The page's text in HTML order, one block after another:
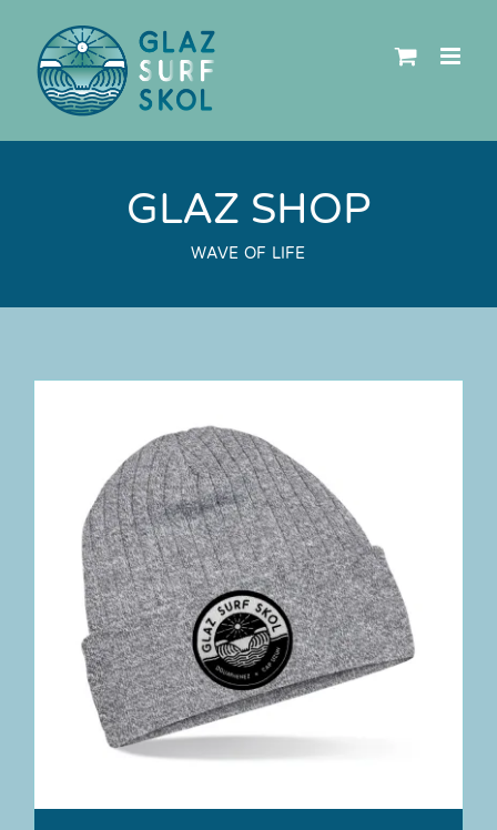
contenu
GLAZ SHOP
WAVE OF LIFE